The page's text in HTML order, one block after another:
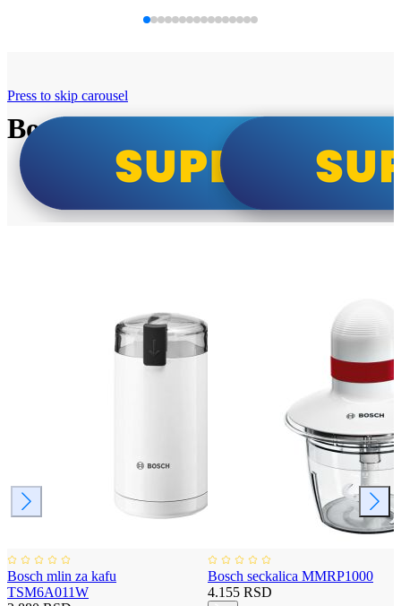
Bosch super cene
Press to skip carousel
Bosch mlin za kafu
TSM6A011W
Bosch seckalica MMRP1000
4.155 RSD